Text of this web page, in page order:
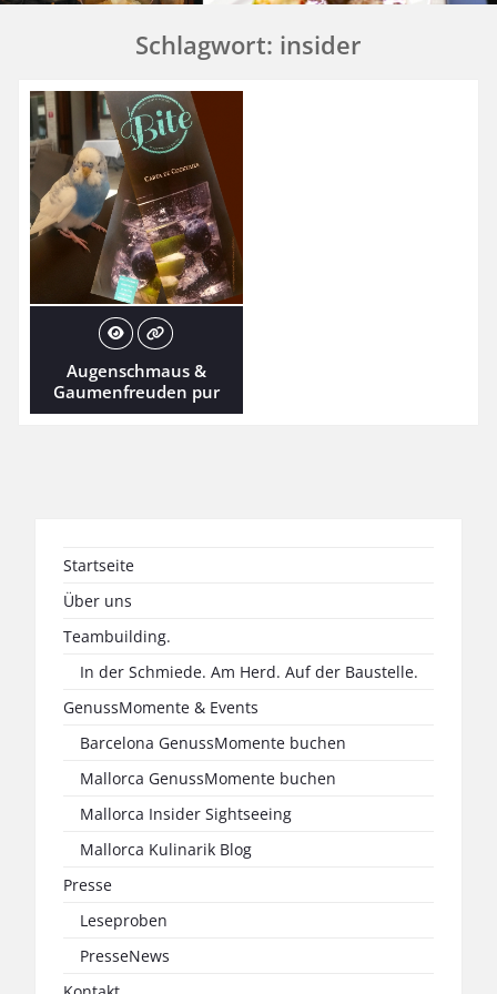
Schlagwort: insider
Augenschmaus &
Gaumenfreuden pur
Startseite
Über uns
Teambuilding.
In der Schmiede. Am Herd. Auf der Baustelle.
GenussMomente & Events
Barcelona GenussMomente buchen
Mallorca GenussMomente buchen
Mallorca Insider Sightseeing
Mallorca Kulinarik Blog
Presse
Leseproben
PresseNews